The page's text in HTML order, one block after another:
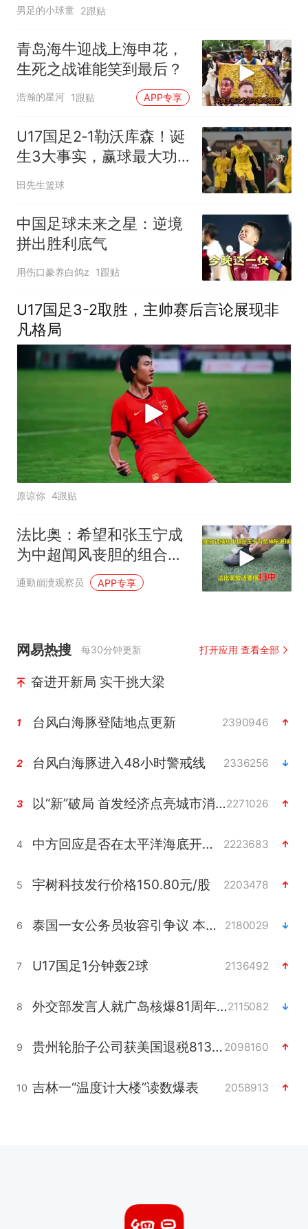
男足的小球童 2跟贴
青岛海牛迎战上海申花，
生死之战谁能笑到最后？
浩瀚的星河 1跟贴 APP专享
U17国足2‑1勒沃库森！诞
生3大事实，赢球最大功
臣非赵松源莫属！
田先生篮球
中国足球未来之星：逆境
拼出胜利底气
用伤口豢养白鸽z 1跟贴
U17国足3-2取胜，主帅赛后言论展现非
凡格局
原谅你 4跟贴
法比奥：希望和张玉宁成
为中超闻风丧胆的组合，
给他定了进球目标
通勤崩溃观察员 APP专享
网易热搜 每30分钟更新 打开应用 查看全部
奋进开新局 实干挑大梁
1 台风白海豚登陆地点更新 2390946
2 台风白海豚进入48小时警戒线 2336256
3 以“新”破局 首发经济点亮城市消费活力2271026
4 中方回应是否在太平洋海底开采稀土 2223683
5 宇树科技发行价格150.80元/股 2203478
6 泰国一女公务员妆容引争议 本人回应 2180029
7 U17国足1分钟轰2球 2136492
8 外交部发言人就广岛核爆81周年等答记者问2115082
9 贵州轮胎子公司获美国退税8136万 2098160
10 吉林一“温度计大楼”读数爆表 2058913